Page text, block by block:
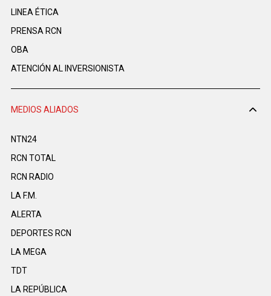
LINEA ÉTICA
PRENSA RCN
OBA
ATENCIÓN AL INVERSIONISTA
MEDIOS ALIADOS
NTN24
RCN TOTAL
RCN RADIO
LA F.M.
ALERTA
DEPORTES RCN
LA MEGA
TDT
LA REPÚBLICA